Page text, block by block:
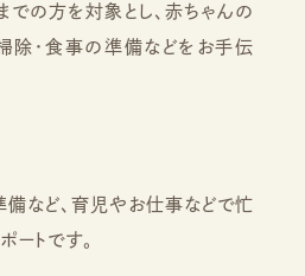
の方を対象とし、赤ちゃんの
除・食事の準備などをお手伝
備など、育児やお仕事などで忙
トです。